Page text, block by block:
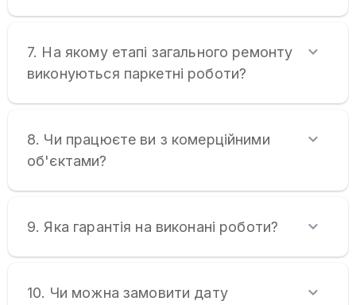
7. На якому етапі загального ремонту
виконуються паркетні роботи?
8. Чи працюєте ви з комерційними
об'єктами?
9. Яка гарантія на виконані роботи?
10. Чи можна замовити дату